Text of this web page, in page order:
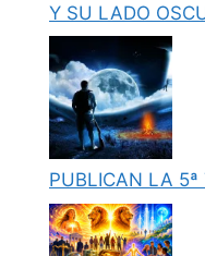
Y SU LADO
PUBLICAN LA 5ª